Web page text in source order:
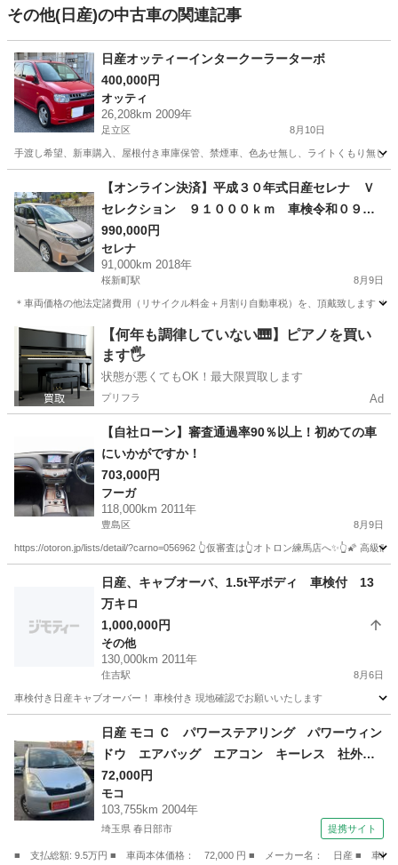
その他(日産)の中古車の関連記事
日産オッティーインタークーラーターボ
400,000円
オッティ
26,208km 2009年
足立区 8月10日
手渡し希望、新車購入、屋根付き車庫保管、禁煙車、色あせ無し、ライトくもり無し
オッティ アームレスト
【オンライン決済】平成３０年式日産セレナ Ｖ
セレクション ９１０００ｋｍ 車検令和０９年
０６月
990,000円
セレナ
91,000km 2018年
桜新町駅 8月9日
＊車両価格の他法定諸費用（リサイクル料金＋月割り自動車税）を、頂戴致します ＊
東京 世田谷区 桜新町駅 セレナ
【何年も調律していない🎹】ピアノを買い
ます🖐️
状態が悪くてもOK！最大限買取します
プリフラ Ad
【自社ローン】審査通過率90％以上！初めての車
にいかがですか！
703,000円
フーガ
118,000km 2011年
豊島区 8月9日
https://otoron.jp/lists/detail/?carno=056962 👆仮審査は👆オトロン練馬店へ✨👆🌠 高級
フーガ オトロン
日産、キャブオーバ、1.5t平ボディ 車検付 13
万キロ
1,000,000円
その他
130,000km 2011年
住吉駅 8月6日
車検付き日産キャブオーバー！ 車検付き 現地確認でお願いいたします
住吉駅 その他 キャブオーバ
日産 モコ Ｃ パワーステアリング パワーウィン
ドウ エアバッグ エアコン キーレス 社外ナ
ビ ＣＤ ＤＶＤ ＥＴＣ 社外ＡＷ （検9.12）
72,000円
モコ
103,755km 2004年
埼玉県 春日部市 提携サイト
■ 支払総額: 9.5万円 ■ 車両本体価格： 72,000 円 ■ メーカー名： 日産 ■ 車